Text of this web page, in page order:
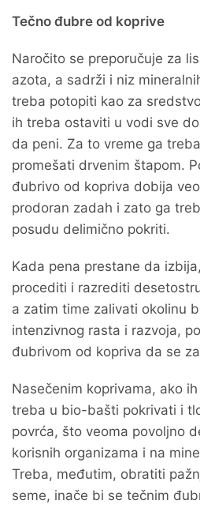
Tečno đubre od koprive
Naročito se preporučuje za
azota, a sadrži i niz
treba potopiti kao za
ih treba ostaviti u vodi sve
da peni. Za to vreme ga
promešati drvenim štapom.
đubrivo od kopriva dobija
prodoran zadah i zato ga
posudu delimično pokriti.
Kada pena prestane da
procediti i razrediti
a zatim time zalivati okolinu
intenzivnog rasta i razvoja,
đubrivom od kopriva da se
Nasečenim koprivama, ako
treba u bio-bašti pokrivati i
povrća, što veoma povoljno
korisnih organizama i na
Treba, međutim, obratiti
seme, inače bi se tečnim